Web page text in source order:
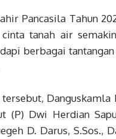
Pancasila Tahun
tanah air
berbagai
(P) Dwi Herdian
D. Darus, S.Sos.,